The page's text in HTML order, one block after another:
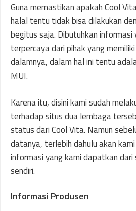
Guna memastikan apakah Cool
halal tentu tidak bisa dilakukan
begitus saja. Dibutuhkan informasi
terpercaya dari pihak yang
dalamnya, dalam hal ini tentu
MUI.
Karena itu, disini kami sudah
terhadap situs dua lembaga
status dari Cool Vita. Namun
datanya, terlebih dahulu akan
informasi yang kami dapatkan
sendiri.
Informasi Produsen